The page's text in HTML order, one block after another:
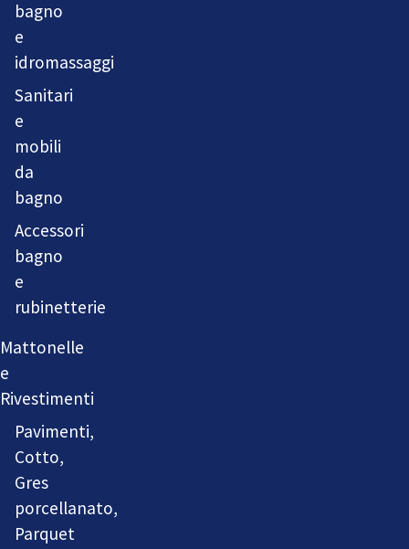
bagno
e
idromassaggi
Sanitari
e
mobili
da
bagno
Accessori
bagno
e
rubinetterie
Mattonelle
e
Rivestimenti
Pavimenti,
Cotto,
Gres
porcellanato,
Parquet